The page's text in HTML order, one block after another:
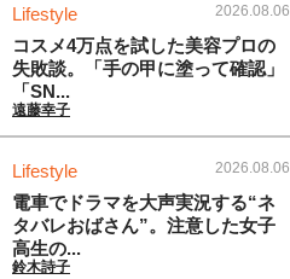
Lifestyle 2026.08.06
コスメ4万点を試した美容プロの
失敗談。「手の甲に塗って確認」
「SN...
遠藤幸子
Lifestyle 2026.08.06
電車でドラマを大声実況する“ネ
タバレおばさん”。注意した女子
高生の...
鈴木詩子